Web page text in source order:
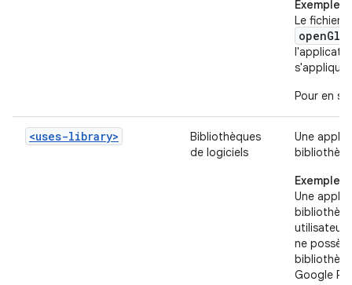
Exemple 4
Le fichier
Pour en
<uses-library>
Bibliothèques
de logiciels
Une
Exemple 1
Une
utilisateur
ne
Google